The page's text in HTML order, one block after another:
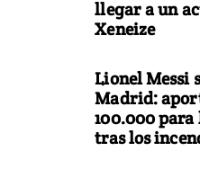
llegar a un
Xeneize
Lionel Messi
Madrid:
100.000
tras los